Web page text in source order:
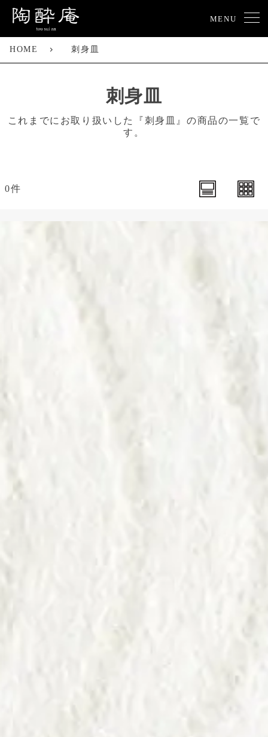
MENU
HOME 刺身皿
刺身皿
これまでにお取り扱いした『刺身皿』の商品の一覧で
す。
0件